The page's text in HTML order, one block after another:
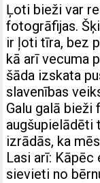
Ļoti bieži var
fotogrāfijas.
ir ļoti tīra, bez
kā arī vecuma
šāda izskata
slavenības
Galu galā
augšupielādēti
izrādās, ka
Lasi arī: Kāpēc
sievieti no